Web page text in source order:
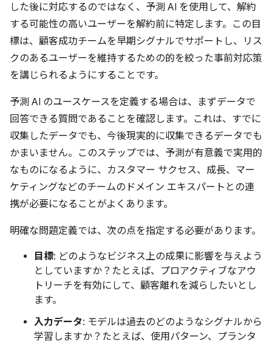
した後に対応するのではなく、予測 AI を使用して、解約
する可能性の高いユーザーを解約前に特定します。この目
標は、顧客成功チームを早期シグナルでサポートし、リス
クのあるユーザーを維持するための的を絞った事前対応策
を講じられるようにすることです。
予測 AI のユースケースを定義する場合は、まずデータで
回答できる質問であることを確認します。これは、すでに
収集したデータでも、今後現実的に収集できるデータでも
かまいません。このステップでは、予測が有意義で実用的
なものになるように、カスタマー サクセス、成長、マー
ケティングなどのチームのドメイン エキスパートとの連
携が必要になることがよくあります。
明確な問題定義では、次の点を指定する必要があります。
目標: どのようなビジネス上の成果に影響を与えよう
としていますか？たとえば、プロアクティブなアウ
トリーチを有効にして、顧客離れを減らしたいとし
ます。
入力データ: モデルは過去のどのようなシグナルから
学習しますか？たとえば、使用パターン、プランタ